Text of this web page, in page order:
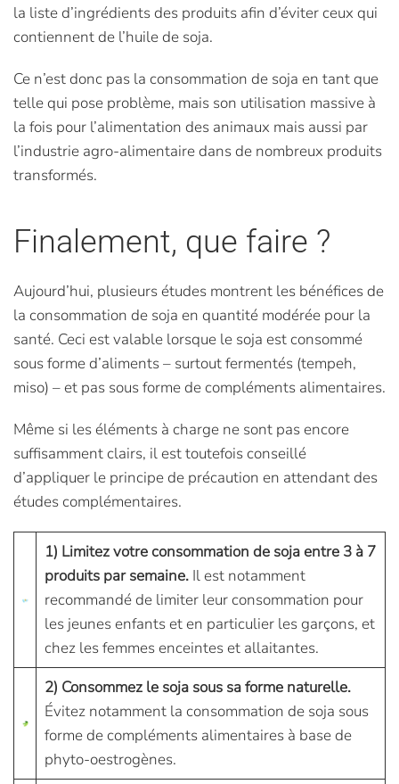
la liste d’ingrédients des produits afin d’éviter ceux qui
contiennent de l’huile de soja.
Ce n’est donc pas la consommation de soja en tant que
telle qui pose problème, mais son utilisation massive à
la fois pour l’alimentation des animaux mais aussi par
l’industrie agro-alimentaire dans de nombreux produits
transformés.
Finalement, que faire ?
Aujourd’hui, plusieurs études montrent les bénéfices de
la consommation de soja en quantité modérée pour la
santé. Ceci est valable lorsque le soja est consommé
sous forme d’aliments – surtout fermentés (tempeh,
miso) – et pas sous forme de compléments alimentaires.
Même si les éléments à charge ne sont pas encore
suffisamment clairs, il est toutefois conseillé
d’appliquer le principe de précaution en attendant des
études complémentaires.
1) Limitez votre consommation de soja entre 3 à 7
produits par semaine.Il est notamment
recommandé de limiter leur consommation pour
les jeunes enfants et en particulier les garçons, et
chez les femmes enceintes et allaitantes.
2) Consommez le soja sous sa forme naturelle.
Évitez notamment la consommation de soja sous
forme de compléments alimentaires à base de
phyto-oestrogènes.